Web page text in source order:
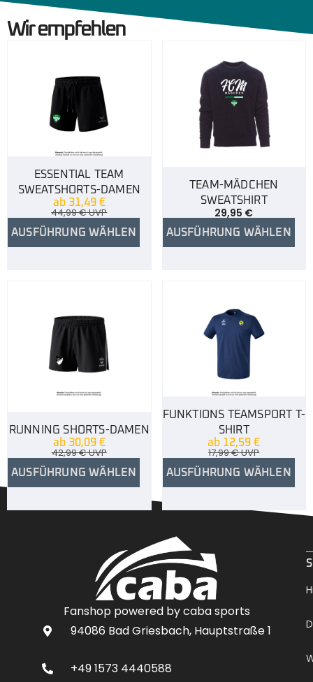
Wir empfehlen
ESSENTIAL TEAM
SWEATSHORTS-DAMEN
ab 31,49 €
44,99€UVP
AUSFÜHRUNG WÄHLEN
TEAM-MÄDCHEN
SWEATSHIRT
29,95 €
AUSFÜHRUNG WÄHLEN
RUNNING SHORTS-DAMEN
ab 30,09 €
42,99€UVP
AUSFÜHRUNG WÄHLEN
FUNKTIONS TEAMSPORT T-
SHIRT
ab 12,59€
17,99€UVP
AUSFÜHRUNG WÄHLEN
Fanshop powered by caba sports
94086 Bad Griesbach, Hauptstraße 1
+49 1573 4440588